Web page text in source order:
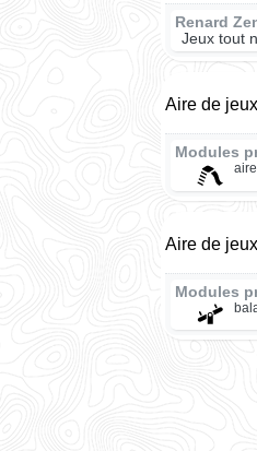
Renard
Jeux tout
Aire de
Modules
Aire de jeux
Modules